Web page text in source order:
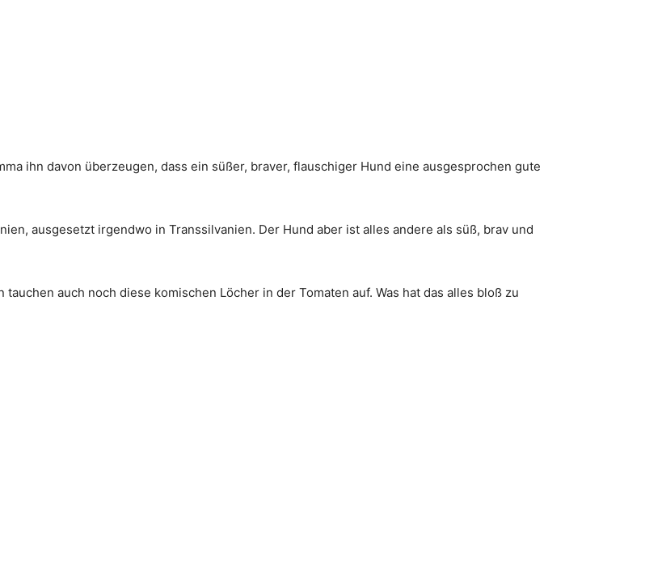
ihn davon überzeugen, dass ein süßer, braver, flauschiger Hund eine ausgesprochen gute
ausgesetzt irgendwo in Transsilvanien. Der Hund aber ist alles andere als süß, brav und
auch noch diese komischen Löcher in der Tomaten auf. Was hat das alles bloß zu